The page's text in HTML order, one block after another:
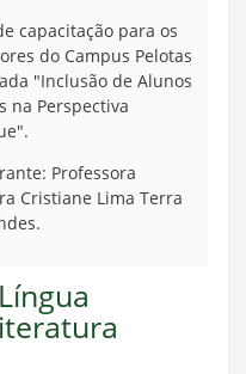
capacitação para os
do Campus Pelotas
"Inclusão de Alunos
na Perspectiva
Professora
Cristiane Lima Terra